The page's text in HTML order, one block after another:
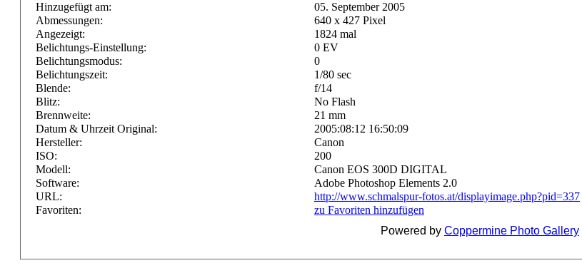
Hinzugefügt am:
05. September 2005
Abmessungen:
640 x 427 Pixel
Angezeigt:
1824 mal
Belichtungs-Einstellung:
0 EV
Belichtungsmodus:
0
Belichtungszeit:
1/80 sec
Blende:
f/14
Blitz:
No Flash
Brennweite:
21 mm
Datum & Uhrzeit Original:
2005:08:12 16:50:09
Hersteller:
Canon
ISO:
200
Modell:
Canon EOS 300D DIGITAL
Software:
Adobe Photoshop Elements 2.0
URL:
http://www.schmalspur-fotos.at/displayimage.php?pid=337
Favoriten:
zu Favoriten hinzufügen
Powered by Coppermine Photo Gallery